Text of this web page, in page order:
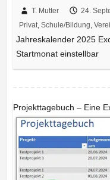
T. Mutter 24.
Privat, Schule/Bildung,
Jahreskalender 2025
Startmonat einstellbar
Projekttagebuch – Eine